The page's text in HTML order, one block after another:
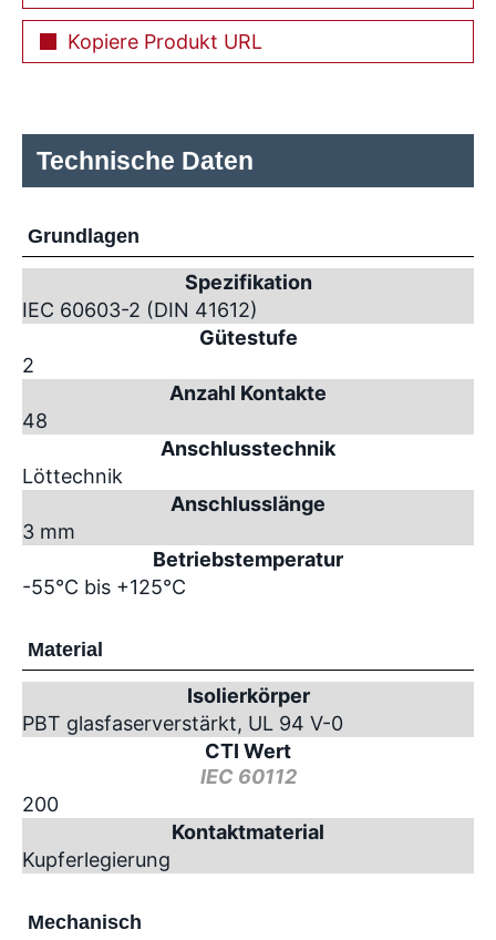
Kopiere Produkt URL
Technische Daten
Grundlagen
Spezifikation
IEC 60603-2 (DIN 41612)
Gütestufe
2
Anzahl Kontakte
48
Anschlusstechnik
Löttechnik
Anschlusslänge
3 mm
Betriebstemperatur
-55°C bis +125°C
Material
Isolierkörper
PBT glasfaserverstärkt, UL 94 V-0
CTI Wert
IEC 60112
200
Kontaktmaterial
Kupferlegierung
Mechanisch